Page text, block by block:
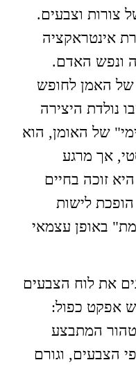
צורות וצבעים.
אינטראקציה
ונפש האדם.
של האמן לחופש
נולדת היצירה
של האומן, הוא
אך מרגע
זוכה בחיים
לישות
באופן עצמאי
את לוח הצבעים
אפקט כפול:
טהור המתבצע
הצבעים, וגורם